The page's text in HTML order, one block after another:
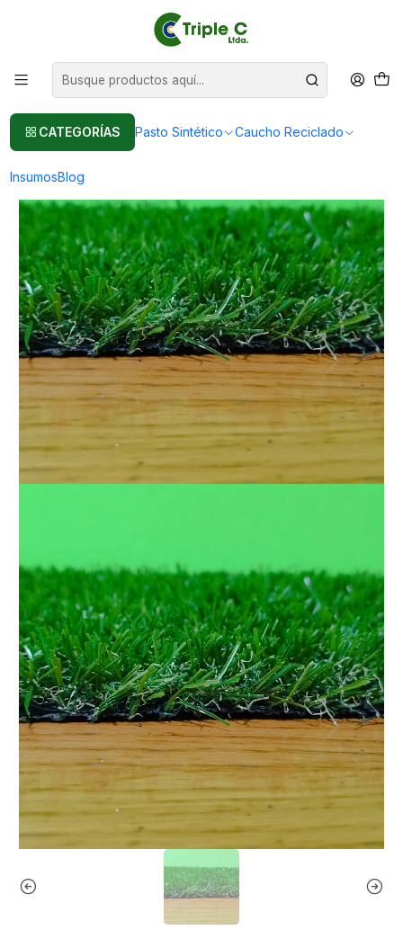
CATEGORÍAS Pasto Sintético Caucho Reciclado
InsumosBlog
Pasto sintético Para Jardín
Pasto Sintético Calidad Normal 20mm - Rollo 50 m2